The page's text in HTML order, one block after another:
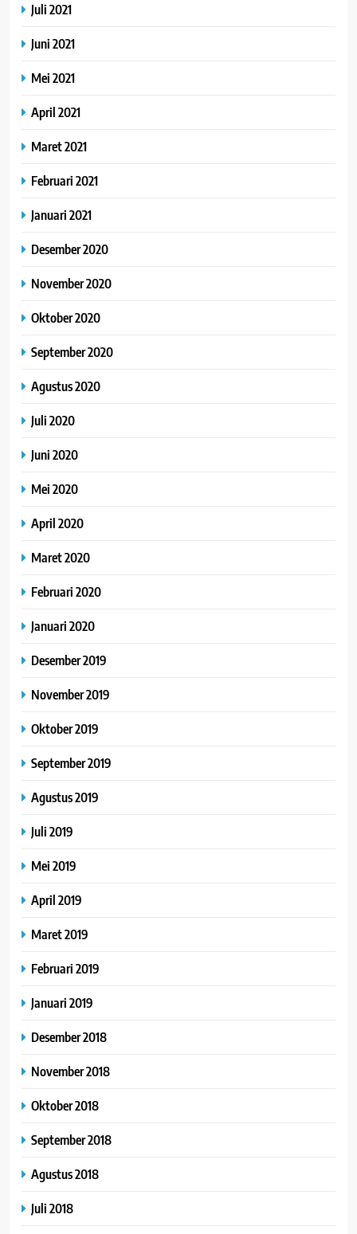
Juli 2021
Juni 2021
Mei 2021
April 2021
Maret 2021
Februari 2021
Januari 2021
Desember 2020
November 2020
Oktober 2020
September 2020
Agustus 2020
Juli 2020
Juni 2020
Mei 2020
April 2020
Maret 2020
Februari 2020
Januari 2020
Desember 2019
November 2019
Oktober 2019
September 2019
Agustus 2019
Juli 2019
Mei 2019
April 2019
Maret 2019
Februari 2019
Januari 2019
Desember 2018
November 2018
Oktober 2018
September 2018
Agustus 2018
Juli 2018